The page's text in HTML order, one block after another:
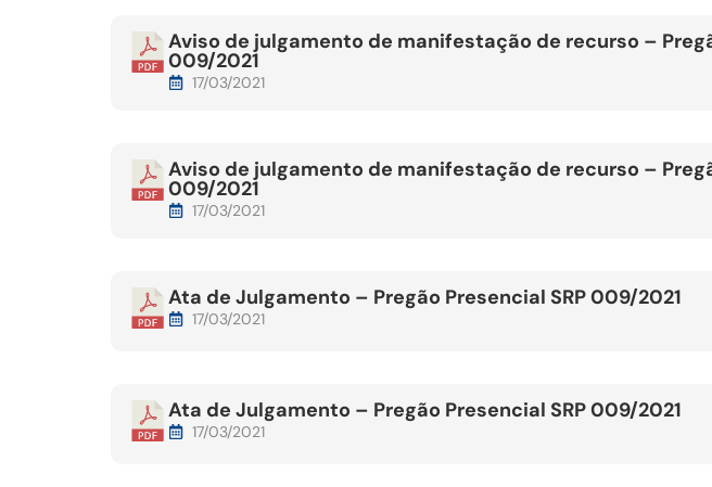
Aviso de julgamento de manifestação de recurso –
009/2021
17/03/2021
Aviso de julgamento de manifestação de recurso –
009/2021
17/03/2021
Ata de Julgamento – Pregão Presencial SRP 009/2021
17/03/2021
Ata de Julgamento – Pregão Presencial SRP 009/2021
17/03/2021